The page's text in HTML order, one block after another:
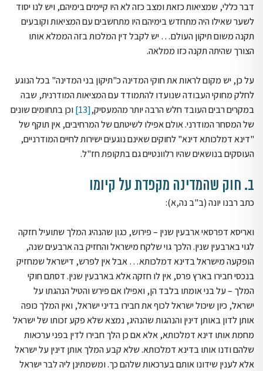
דבר כללי, שמציאות כזאת ומצב כזה לא היו קיימים בימיהם, ויש לנו יסוד
לשער שאילו היה מתחדש בימיהם היו מתחשבים עם המציאות וקובעים
תקנה משום תיקון העולם… יש לקבל דין המלכות בזה הממלא אותו
הצורך שהיתה תקנה כזו ממלאה.
על כן, יש מקום לראות את חוקי המדינה כ"תיקון בני המדינה" בכל הנוגע
לחלק מחוקי העבודה שנועדו להתמודד עם המציאות המודרנית, שבה
במקרים רבים העובד חלש הרבה יותר מהמעסיק,[13]
וכן בתחומים שונים
של המסחר המודרני. אולם אפילו לשיטתם של המרחיבים, אין תוקף של
"דינא דמלכותא דינא" לחוקים שאינם נוגעים ישירות לחיים המודרניים,
העוסקים בנושאים שהיו רלוונטיים גם בתקופת חז"ל.
ב. חוק שהמדינה מקפדת על קיומו
כתב רבנו יונה (ב"ב נה,א):
ואריסא דפרסאי ארבעין שנין – פירוש, כגון שהנהיג המלך שתועיל חזקה
לגוי בארבעין שנין. הלכך גוי שלקח מישראל והחזיק בה ארבעים שנה,
הופקעה מישראל בדינא דמלכותא… אבל אין לפרש, דישראל שמחזיק
בנכסי חבירו בארץ פרס, אין לו חזקה אלא בארבעין שנין. דסתם חוקי
המלך – על בני אומתו בלבד הן, ואפילו אם פירש והטיל הנהגתו על
ישראל, כיון שיכול ישראל לכוף את חבירו בדיני ישראל, ואין המלך כופה
אותן לדון באותן דינין והנהגות שהנהיג, נמצא שלא פקע זכותו של ישראל
מחמת אותו דינא דמלכותא, אלא אם כן הלך חבירו לדין בפני ערכאות
שלהם ודנו אותו בדינא דמלכותא. שלא קבע המלך אותן דינין על ישראל
אלא לענין שידונו אותם בערכאות שלהם כך. ומשמתינן ליה לבר ישראל